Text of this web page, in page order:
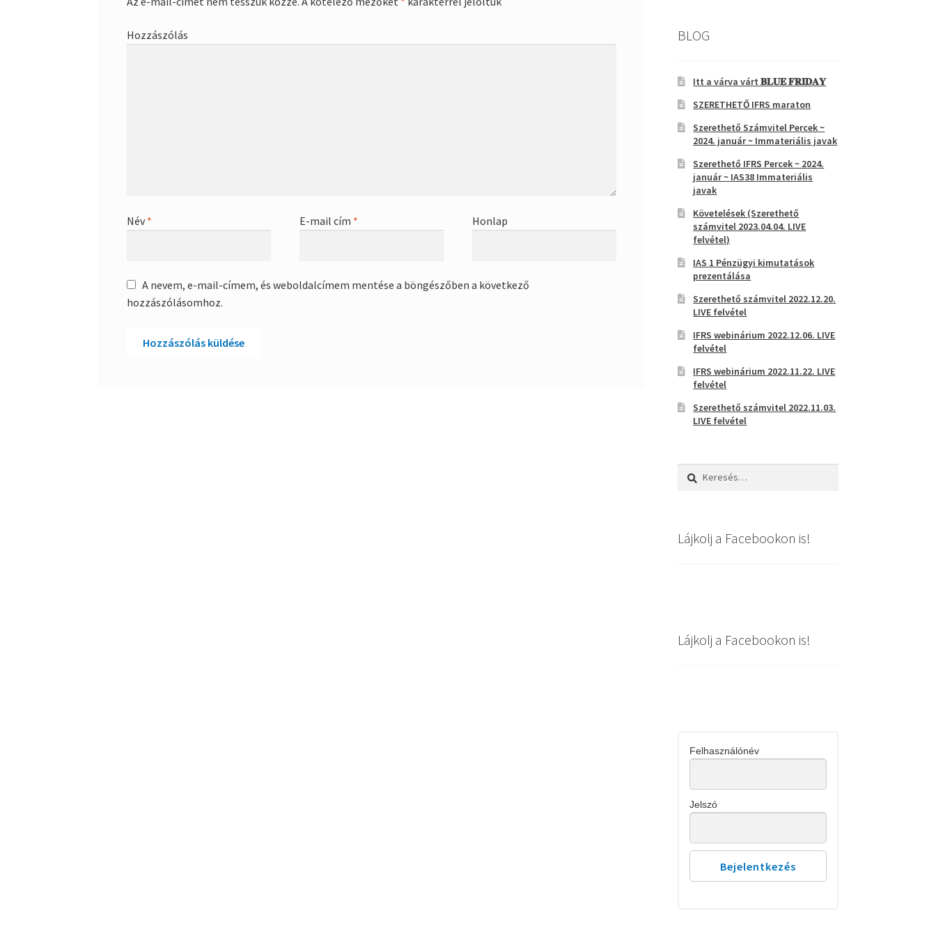
Hozzászólás
Név * E-mail cím * Honlap
A nevem, e-mail-címem, és weboldalcímem mentése a böngészőben a következő
hozzászólásomhoz.
BLOG
Itt a várva várt 𝐁𝐋𝐔𝐄 𝐅𝐑𝐈𝐃𝐀𝐘
SZERETHETŐ IFRS maraton
Szerethető Számvitel Percek ~
2024. január ~ Immateriális javak
Szerethető IFRS Percek ~ 2024.
január ~ IAS38 Immateriális
javak
Követelések (Szerethető
számvitel 2023.04.04. LIVE
felvétel)
IAS 1 Pénzügyi kimutatások
prezentálása
Szerethető számvitel 2022.12.20.
LIVE felvétel
IFRS webinárium 2022.12.06. LIVE
felvétel
IFRS webinárium 2022.11.22. LIVE
felvétel
Szerethető számvitel 2022.11.03.
LIVE felvétel
Keresés:
Lájkolj a Facebookon is!
Lájkolj a Facebookon is!
Felhasználónév
Jelszó